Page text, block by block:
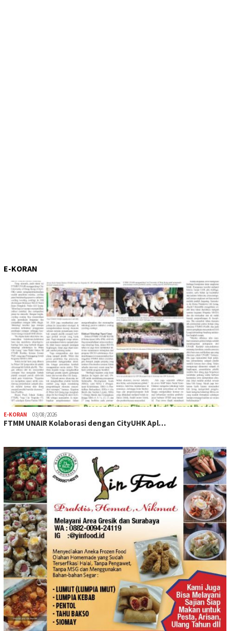
E-KORAN
E-KORAN 03/08/2026
FTMM UNAIR Kolaborasi dengan CityUHK Apl…